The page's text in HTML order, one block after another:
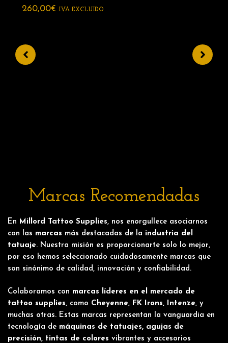
260,00€ IVA EXCLUIDO
Marcas Recomendadas
En Millord Tattoo Supplies, nos enorgullece asociarnos
con las marcas más destacadas de la industria del
tatuaje. Nuestra misión es proporcionarte solo lo mejor,
por eso hemos seleccionado cuidadosamente marcas que
son sinónimo de calidad, innovación y confiabilidad.
Colaboramos con marcas líderes en el mercado de
tattoo supplies, como Cheyenne, FK Irons, Intenze, y
muchas otras. Estas marcas representan la vanguardia en
tecnología de máquinas de tatuajes, agujas de
precisión, tintas de colores vibrantes y accesorios